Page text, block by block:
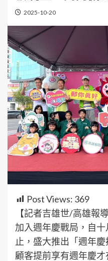
2025-10-20
Post Views: 369
【記者吉雄世/高雄報
加入週年慶戰局，自
止，盛大推出「週年
顧客提前享有週年慶